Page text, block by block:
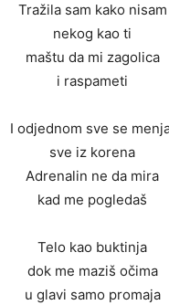
Tražila sam kako nisam
nekog kao ti
maštu da mi zagolica
i raspameti
I odjednom sve se
sve iz korena
Adrenalin ne da mira
kad me pogledaš
Telo kao buktinja
dok me maziš očima
u glavi samo promaja